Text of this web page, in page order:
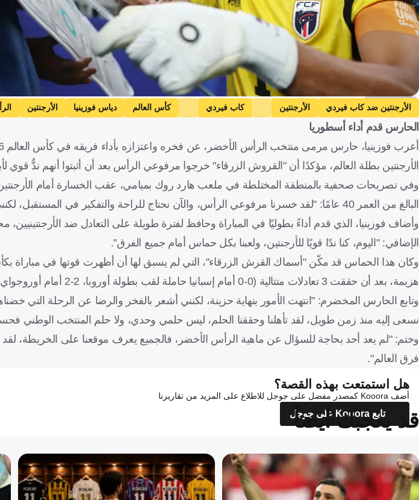
Getty Images
الأرجنتين ضد كاب فيردي الأرجنتين كاب فيردي كأس العالم دياس فوزينيا الأرجنتين
الحارس قدم أداء أسطوريا
الأرجنتين بطلة العالم، مؤكدًا أن "القروش الزرقاء" خرجوا مرفوعي الرأس بعد أن أثبتوا أنهم ندٌّ قوي
البالغ من العمر 40 عامًا: "لقد خسرنا مرفوعي الرأس، والآن نحتاج للراحة والتفكير في المستقبل، لكنني فخور جدًا بالعمل الذي أنجزناه كفريق".
الإضافي: "اليوم، كنا ندًا قويًا للأرجنتين، ولعبنا بكل حماس أمام جميع الفرق".
وكان هذا الحماس قد مكّن "أسماك القرش الزرقاء"، التي لم يسبق لها أن أظهرت قوتها في مباراة
هزيمة، بعد أن حققت 3 تعادلات متتالية (0-0 أمام إسبانيا حاملة لقب بطولة أوروبا، 2-2 أمام أوروجواي، و0-0 أمام السعودية).
وتابع الحارس المخضرم: "انتهت الأمور بنهاية حزينة، لكنني أشعر بالفخر والرضا عن الرحلة التي
نسعى إليه منذ زمن طويل، لقد تأهلنا وحققنا الحلم، ليس حلمي وحدي، ولا حلم المنتخب الوطني
وختم: "لم يعد أحد بحاجة للسؤال عن ماهية الرأس الأخضر، فالجميع يعرف موقعنا على الخريطة، لقد
فرق العالم".
هل استمتعت بهذه القصة؟
أضف Kooora كمصدر مفضل على جوجل للاطلاع على المزيد من تقاريرنا
تابع Kooora على جوجل
قد يعجبك أيضاً